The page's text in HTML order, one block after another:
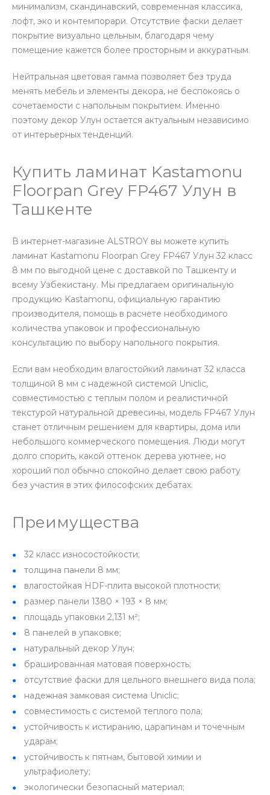
минимализм, скандинавский, современная классика,
лофт, эко и контемпорари. Отсутствие фаски делает
покрытие визуально цельным, благодаря чему
помещение кажется более просторным и аккуратным.
Нейтральная цветовая гамма позволяет без труда
менять мебель и элементы декора, не беспокоясь о
сочетаемости с напольным покрытием. Именно
поэтому декор Улун остается актуальным независимо
от интерьерных тенденций.
Купить ламинат Kastamonu
Floorpan Grey FP467 Улун в
Ташкенте
В интернет-магазине ALSTROY вы можете купить
ламинат Kastamonu Floorpan Grey FP467 Улун 32 класс
8 мм по выгодной цене с доставкой по Ташкенту и
всему Узбекистану. Мы предлагаем оригинальную
продукцию Kastamonu, официальную гарантию
производителя, помощь в расчете необходимого
количества упаковок и профессиональную
консультацию по выбору напольного покрытия.
Если вам необходим влагостойкий ламинат 32 класса
толщиной 8 мм с надежной системой Uniclic,
совместимостью с теплым полом и реалистичной
текстурой натуральной древесины, модель FP467 Улун
станет отличным решением для квартиры, дома или
небольшого коммерческого помещения. Люди могут
долго спорить, какой оттенок дерева уютнее, но
хороший пол обычно спокойно делает свою работу
без участия в этих философских дебатах.
Преимущества
32 класс износостойкости;
толщина панели 8 мм;
влагостойкая HDF-плита высокой плотности;
размер панели 1380 × 193 × 8 мм;
площадь упаковки 2,131 м²;
8 панелей в упаковке;
натуральный декор Улун;
брашированная матовая поверхность;
отсутствие фаски для цельного внешнего вида пола;
надежная замковая система Uniclic;
совместимость с системой теплого пола;
устойчивость к истиранию, царапинам и точечным
ударам;
устойчивость к пятнам, бытовой химии и
ультрафиолету;
экологически безопасный материал;